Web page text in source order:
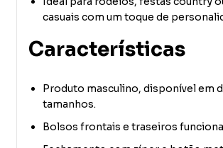
casuais com um toque de
Características
Produto masculino, disponível em
tamanhos.
Bolsos frontais e traseiros